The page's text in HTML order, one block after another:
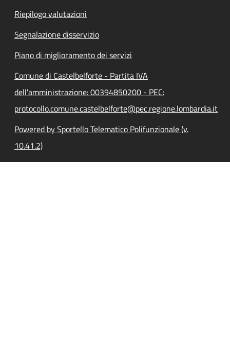
Riepilogo valutazioni
Segnalazione disservizio
Piano di miglioramento dei servizi
Comune di Castelbelforte - Partita IVA
dell'amministrazione: 00394850200 - PEC:
protocollo.comune.castelbelforte@pec.regione.lombardia.it
Powered by Sportello Telematico Polifunzionale (v.
10.41.2)